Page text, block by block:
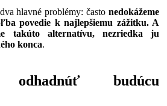
hlavné problémy: často nedokážeme
povedie k najlepšiemu zážitku. A
takúto alternatívu, nezriedka ju
konca.
odhadnúť budúcu